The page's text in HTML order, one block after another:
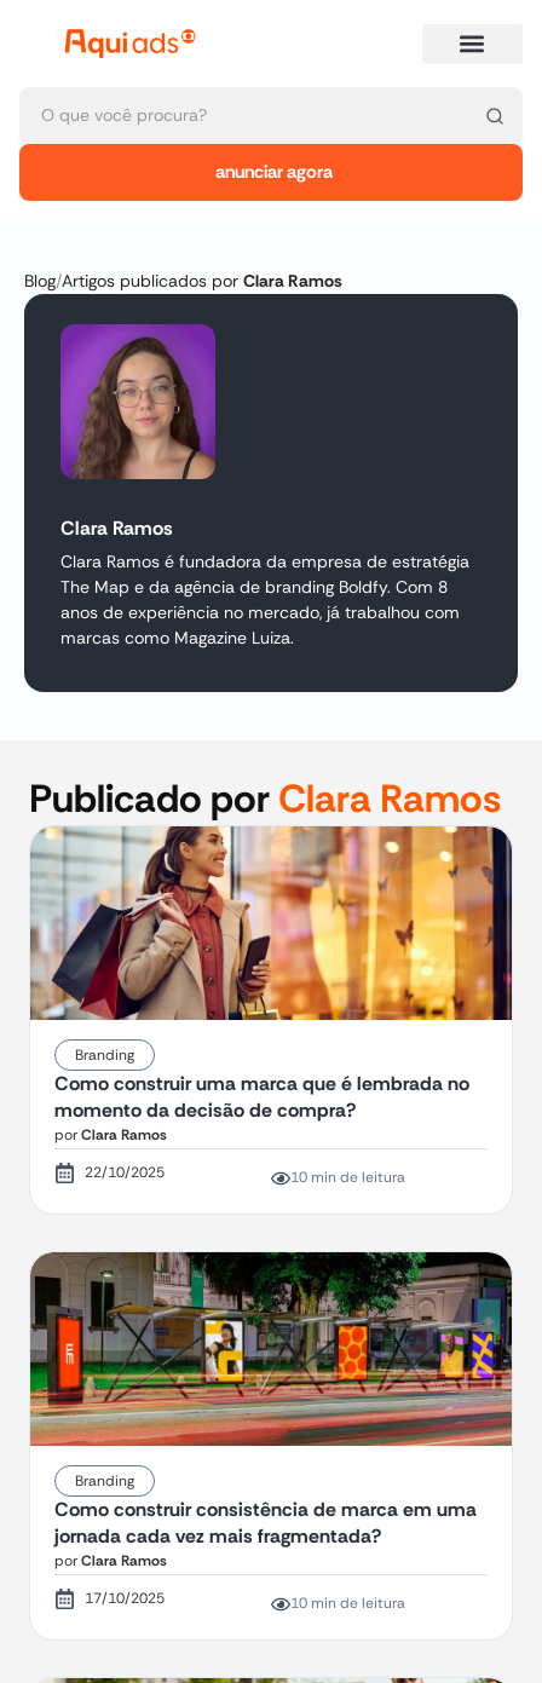
anunciar agora
Blog/Artigos publicados por Clara Ramos
Clara Ramos
Clara Ramos é fundadora da empresa de estratégia
The Map e da agência de branding Boldfy. Com 8
anos de experiência no mercado, já trabalhou com
marcas como Magazine Luiza.
Publicado porClara Ramos
Branding
Como construir uma marca que é lembrada no
momento da decisão de compra?
porClara Ramos
22/10/2025
10 min de leitura
Branding
Como construir consistência de marca em uma
jornada cada vez mais fragmentada?
porClara Ramos
17/10/2025
10 min de leitura